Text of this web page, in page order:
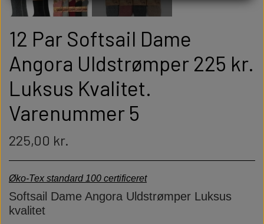
12 Par Softsail Dame
Angora Uldstrømper 225 kr.
Luksus Kvalitet.
Varenummer 5
225,00 kr.
Øko-Tex standard 100 certificeret
Softsail Dame Angora Uldstrømper Luksus
kvalitet